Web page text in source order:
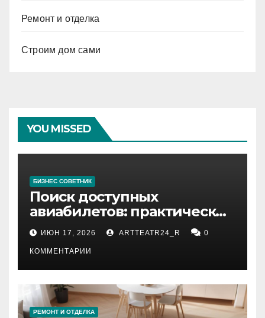
Ремонт и отделка
Строим дом сами
YOU MISSED
БИЗНЕС СОВЕТНИК
Поиск доступных
авиабилетов: практические
рекомендации
ИЮН 17, 2026 ARTTEATR24_R 0
КОММЕНТАРИИ
РЕМОНТ И ОТДЕЛКА